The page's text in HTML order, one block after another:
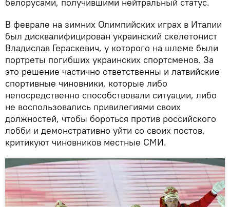
В феврале на зимних Олимпийских играх в Италии
был дисквалифицирован украинский скелетонист
Владислав Гераскевич, у которого на шлеме были
портреты погибших украинских спортсменов. За
это решение частично ответственны и латвийские
спортивные чиновники, которые либо
непосредственно способствовали ситуации, либо
не воспользовались привилегиями своих
должностей, чтобы бороться против российского
лобби и демонстративно уйти со своих постов,
критикуют чиновников местные СМИ.